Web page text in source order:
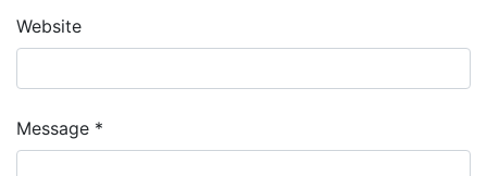
Website
Message *